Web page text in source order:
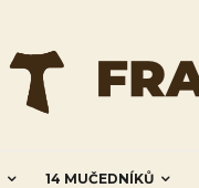
14 MUČEDNÍKŮ